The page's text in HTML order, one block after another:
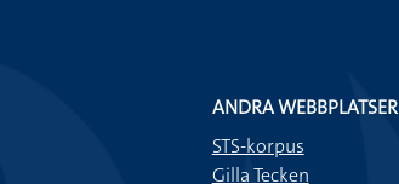
ANDRA WEBBPLATSER
STS-korpus
Gilla Tecken